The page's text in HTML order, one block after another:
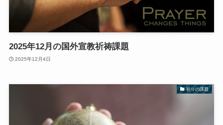
2025年12月の国外宣教祈祷課題
2025年12月4日
祈りの課題